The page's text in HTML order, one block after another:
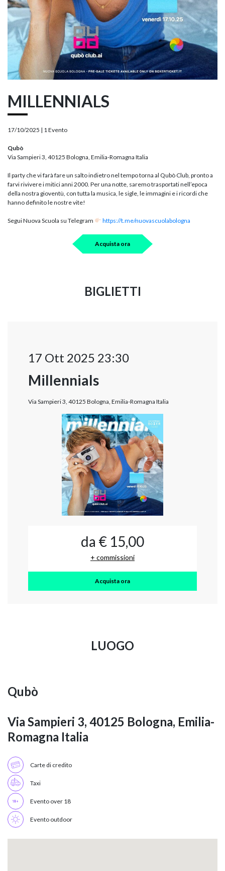
MILLENNIALS
17/10/2025 | 1 Evento
Qubò
Via Sampieri 3, 40125 Bologna, Emilia-Romagna Italia
Il party che vi farà fare un salto indietro nel tempo torna al Qubò Club, pronto a
farvi rivivere i mitici anni 2000. Per una notte, saremo trasportati nell’epoca
della nostra gioventù, con tutta la musica, le sigle, le immagini e i ricordi che
hanno definito le nostre vite!
Segui Nuova Scuola su Telegram https://t.me/nuovascuolabologna
Acquista ora
BIGLIETTI
17 Ott 2025 23:30
Millennials
Via Sampieri 3, 40125 Bologna, Emilia-Romagna Italia
da € 15,00
+ commissioni
Acquista ora
LUOGO
Qubò
Via Sampieri 3, 40125 Bologna, Emilia-
Romagna Italia
Carte di credito
Taxi
Evento over 18
Evento outdoor